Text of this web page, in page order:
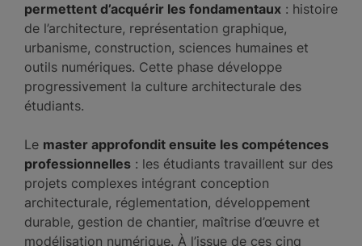
permettent d’acquérir les fondamentaux : histoire
de l’architecture, représentation graphique,
urbanisme, construction, sciences humaines et
outils numériques. Cette phase développe
progressivement la culture architecturale des
étudiants.
Le master approfondit ensuite les compétences
professionnelles : les étudiants travaillent sur des
projets complexes intégrant conception
architecturale, réglementation, développement
durable, gestion de chantier, maîtrise d’œuvre et
modélisation numérique. À l’issue de ces cinq